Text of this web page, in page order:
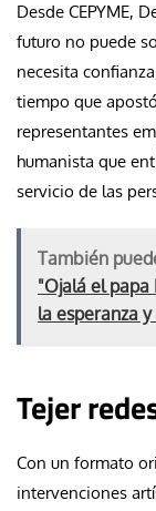
Desde CEPYME,
futuro no puede
necesita
tiempo que
representantes
humanista que
servicio de las
También
"Ojalá el papa
la esperanza
Tejer
Con un formato
intervenciones